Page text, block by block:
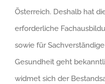
Österreich. Deshalb hat
erforderliche
sowie für
Gesundheit geht
widmet sich der